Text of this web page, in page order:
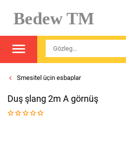
Bedew TM
Smesitel üçin esbaplar
Duş şlang 2m A görnüş